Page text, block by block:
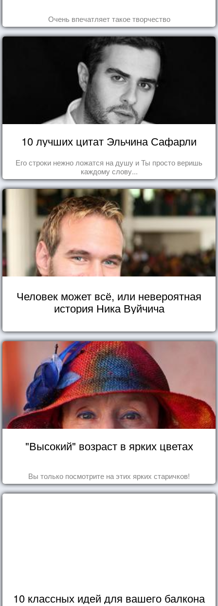
Очень впечатляет такое творчество
10 лучших цитат Эльчина Сафарли
Его строки нежно ложатся на душу и Ты просто веришь
каждому слову...
Человек может всё, или невероятная
история Ника Вуйчича
"Высокий" возраст в ярких цветах
Вы только посмотрите на этих ярких старичков!
10 классных идей для вашего балкона